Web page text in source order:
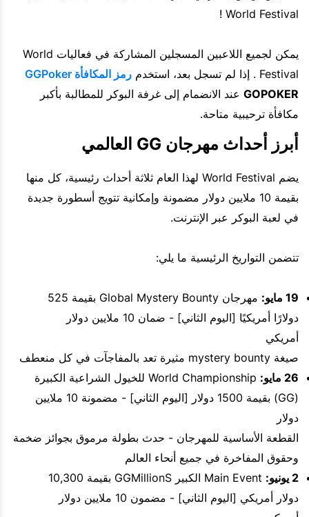
World Festival !
يمكن لجميع اللاعبين المسجلين المشاركة في فعاليات World
Festival . إذا لم تسجل بعد، استخدم
رمز المكافأة GGPoker
GOPOKER عند الانضمام إلى غرفة البوكر للمطالبة بأكبر
مكافأة ترحيبية متاحة.
أبرز أحداث مهرجان GG العالمي
يضم World Festival لهذا العام ثلاثة أحداث رئيسية، كل منها
بقيمة 10 ملايين دولار مضمونة وإمكانية تتويج أسطورة جديدة
في لعبة البوكر عبر الإنترنت.
تتضمن التواريخ الرئيسية ما يلي:
19 مايو:
مهرجان Global Mystery Bounty بقيمة 525
دولارًا أمريكيًا [اليوم الثاني] - ضمان 10 ملايين دولار
أمريكي
صيغة mystery bounty مثيرة تعد بالمفاجآت في كل منعطف
26 مايو:
World Championship للخيول الشراعية الكبيرة
(GG) بقيمة 1500 دولار [اليوم الثاني] - مضمونة 10 ملايين
دولار
القطعة الأساسية للمهرجان - حدث بطولة مرموق بجوائز ضخمة
وحقوق المفاخرة في جميع أنحاء العالم
2 يونيو:
Main Event الكبير GGMillionS بقيمة 10,300
دولار أمريكي [اليوم الثاني] - مضمون 10 ملايين دولار